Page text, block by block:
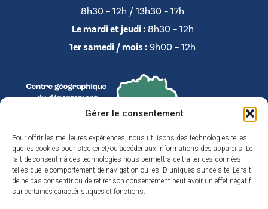
Gérer le consentement
Pour offrir les meilleures expériences, nous utilisons des technologies telles
que les cookies pour stocker et/ou accéder aux informations des appareils. Le
fait de consentir à ces technologies nous permettra de traiter des données
telles que le comportement de navigation ou les ID uniques sur ce site. Le fait
de ne pas consentir ou de retirer son consentement peut avoir un effet négatif
sur certaines caractéristiques et fonctions.
8h30 – 12h / 13h30 – 17h
Le mardi et jeudi :8h30 – 12h
1er samedi / mois : 9h00 – 12h